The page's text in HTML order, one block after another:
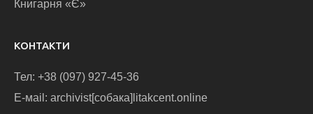
Книгарня «Є»
КОНТАКТИ
Тел: +38 (097) 927-45-36
E-маіl: archivist[собака]litakcent.online